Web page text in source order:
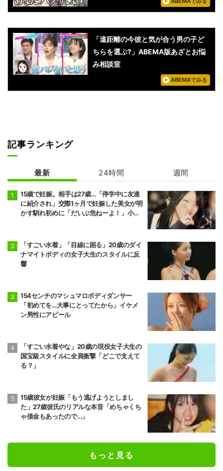
「遠距離の今彼と気が合う男の子ど
ちらを選ぶ?」ABEMA版あざとお悩
み相談室
ABEMAでみる
記事ランキング
最新 24時間 週間
15歳で妊娠。相手は27歳…「停学中に友達
に紹介され」交際1ヶ月で妊娠した美女が明
かす馴れ初めに「だいぶ危ねーよ！」小森
「すごい水着」「目線に困る」20歳のダイ
ナマイトボディの女子大生のスタイルに反
響
154センチのマシュマロボディダンサー
「初めてを…大事にとってたから」イケメ
ン男性にアピール
「すごい水着やな」20歳の現役女子大生の
国宝級スタイルに全員衝撃「どこで支えて
る？」
15歳彼女が妊娠「もう逃げようとしまし
た」27歳彼氏のリアルな本音「めちゃくち
ゃ借金もあったので…」
もっと見る